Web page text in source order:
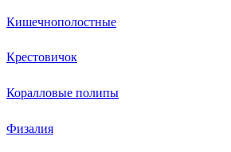
Кишечнополостные
Крестовичок
Коралловые полипы
Физалия